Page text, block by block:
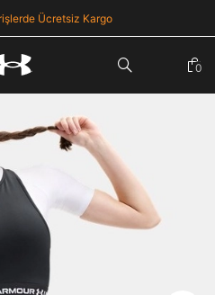
Ücretsiz Kargo
göster
0
Yenile
Dön